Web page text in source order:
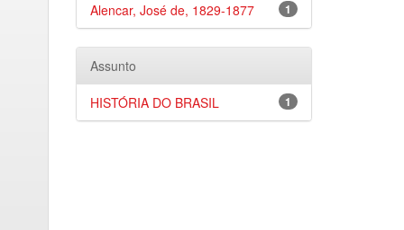
1
Alencar, José de, 1829-1877
Assunto
1
HISTÓRIA DO BRASIL